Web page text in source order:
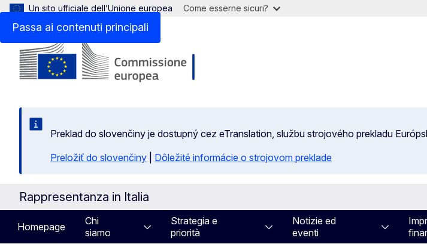
Passa ai contenuti principali
Un sito ufficiale dell’Unione europea Come esserne sicuri?
Preklad do slovenčiny je dostupný cez eTranslation, službu strojového prekladu
Preložiť do slovenčiny
Dôležité informácie o strojovom preklade
Rappresentanza in Italia
Homepage
Chi
siamo
Strategia e
priorità
Notizie ed
eventi